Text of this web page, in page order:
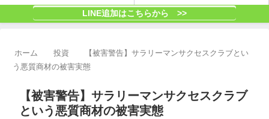
LINE追加はこちらから >>
ホーム 投資
【被害警告】サラリーマンサクセスクラブとい
う悪質商材の被害実態
【被害警告】サラリーマンサクセスクラブ
という悪質商材の被害実態